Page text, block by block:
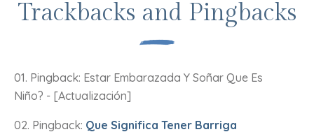
Trackbacks and Pingbacks
Pingback: Estar Embarazada Y Soñar Que Es
Niño? - [Actualización]
Pingback: Que Significa Tener Barriga